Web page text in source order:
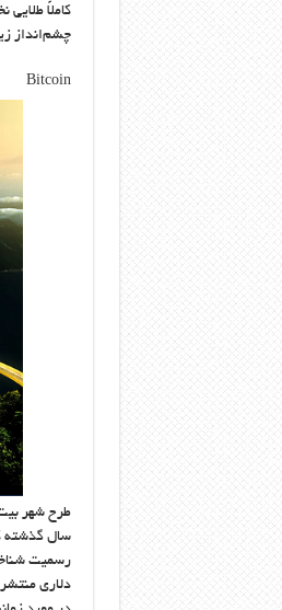
کاملاً
چشم‌انداز
Bitcoin
طرح شهر
سال گذشته
دلاری